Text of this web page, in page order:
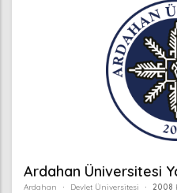
Ardahan Üniversitesi
Ardahan Devlet Üniversitesi 2008